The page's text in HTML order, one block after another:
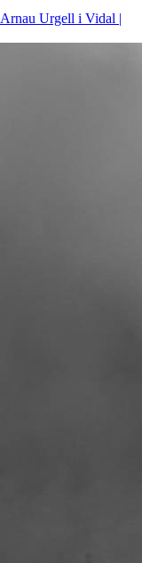
Arnau Urgell i Vidal |